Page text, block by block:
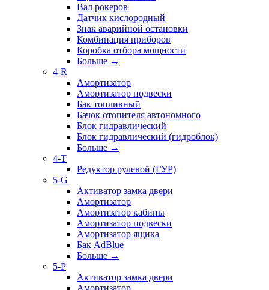
Вал рокеров
Датчик кислородный
Знак аварийной остановки
Комбинация приборов
Коробка отбора мощности
Больше →
4-R
Амортизатор
Амортизатор подвески
Бак топливный
Бачок отопителя автономного
Блок гидравлический
Блок гидравлический (гидроблок)
Больше →
4-T
Редуктор рулевой (ГУР)
5-G
Активатор замка двери
Амортизатор
Амортизатор кабины
Амортизатор подвески
Амортизатор ящика
Бак AdBlue
Больше →
5-P
Активатор замка двери
Амортизатор